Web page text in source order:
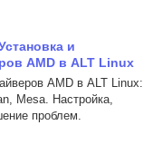
и
AMD в ALT Linux
AMD в ALT Linux:
Mesa. Настройка,
проблем.